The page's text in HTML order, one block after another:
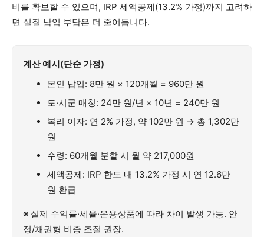
비를 확보할 수 있으며, IRP 세액공제(13.2% 가정)까지 고려하
면 실질 납입 부담은 더 줄어듭니다.
계산 예시(단순 가정)
본인 납입: 8만 원 × 120개월 = 960만 원
도·시군 매칭: 24만 원/년 × 10년 = 240만 원
복리 이자: 연 2% 가정, 약 102만 원 → 총 1,302만
원
수령: 60개월 분할 시 월 약 217,000원
세액공제: IRP 한도 내 13.2% 가정 시 연 12.6만
원 환급
※ 실제 수익률·세율·운용상품에 따라 차이 발생 가능. 안
정/채권형 비중 조절 권장.